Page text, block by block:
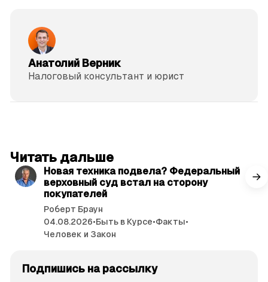
Анатолий Верник
Налоговый кон­суль­тант и юрист
Читать дальше
Новая техника подвела? Федеральный
верховный суд встал на сторону
покупателей
Роберт Браун
04.08.2026•Быть в Курсе•Факты•
Человек и Закон
Подпишись на рассылку